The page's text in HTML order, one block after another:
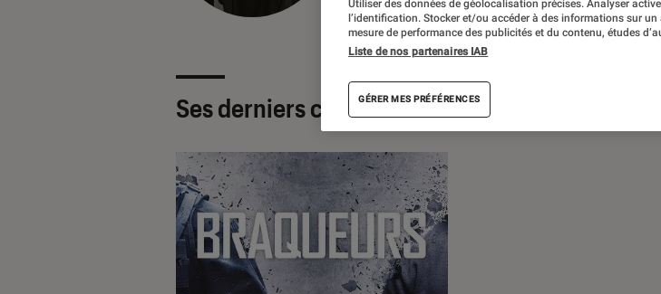
Ses derniers contenus
Utiliser des données de géolocalisation précises. Analyser
l’identification. Stocker et/ou accéder à des informations sur
mesure de performance des publicités et du contenu, études
Liste de nos partenaires IAB
GÉRER MES PRÉFÉRENCES